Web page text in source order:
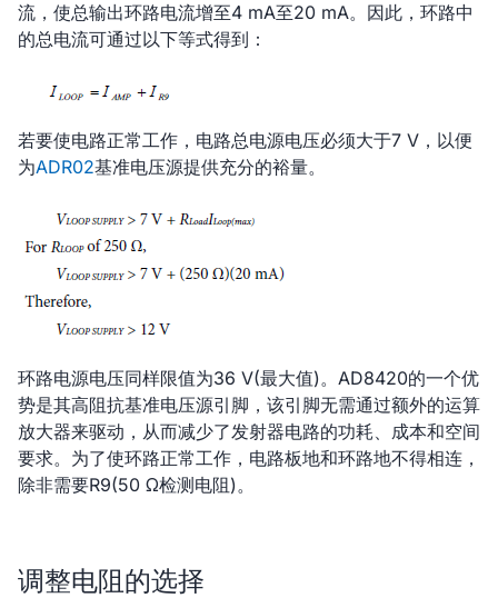
流，使总输出环路电流增至4 mA至20 mA。因此，环路中
的总电流可通过以下等式得到：
若要使电路正常工作，电路总电源电压必须大于7 V，以便
为ADR02基准电压源提供充分的裕量。
环路电源电压同样限值为36 V(最大值)。AD8420的一个优
势是其高阻抗基准电压源引脚，该引脚无需通过额外的运算
放大器来驱动，从而减少了发射器电路的功耗、成本和空间
要求。为了使环路正常工作，电路板地和环路地不得相连，
除非需要R9(50 Ω检测电阻)。
调整电阻的选择